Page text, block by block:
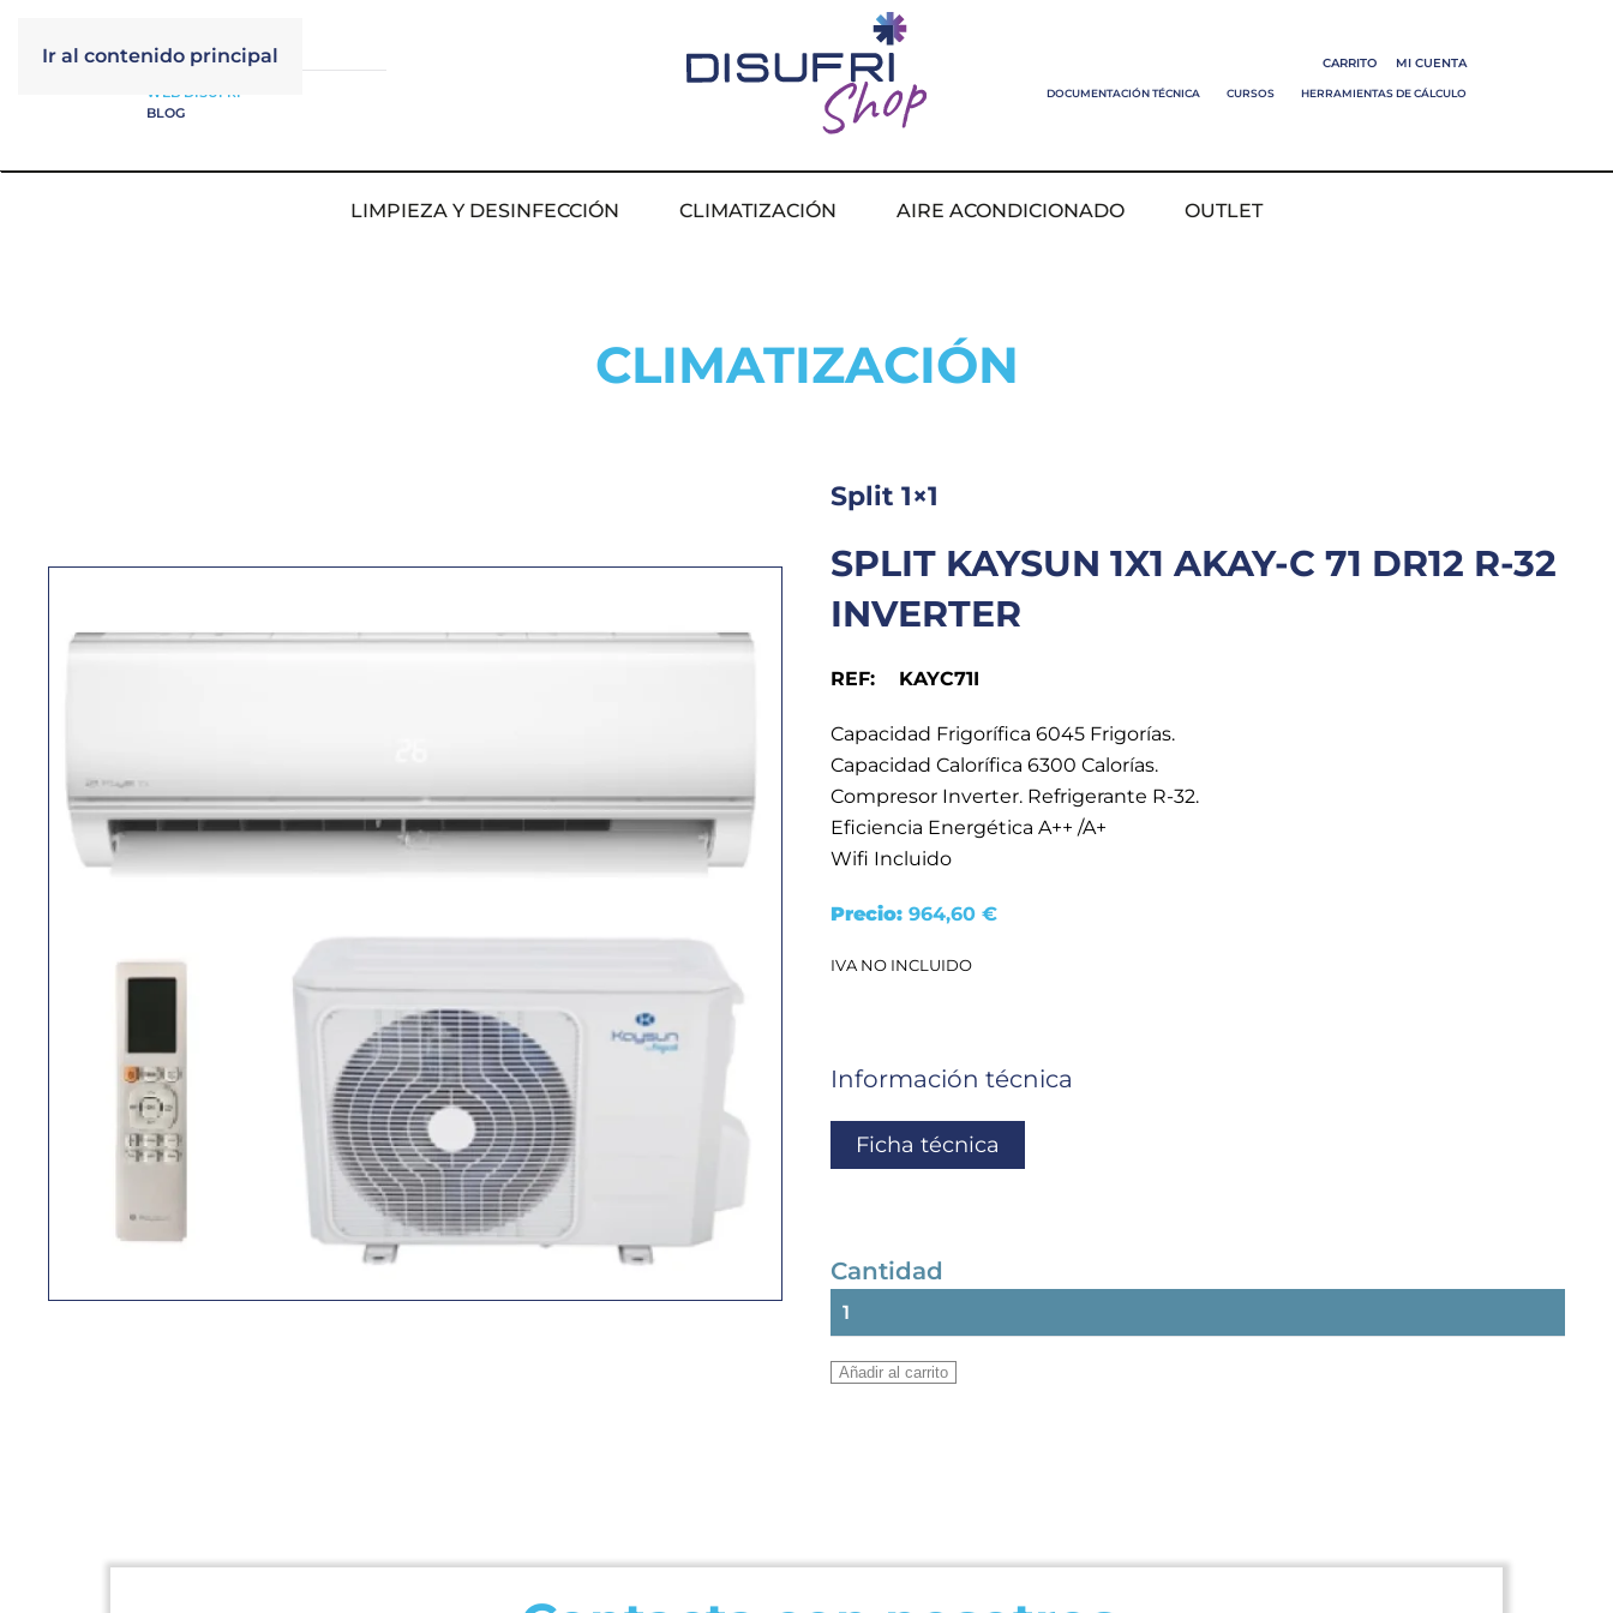
Ir al contenido principal
WEB DISUFRI
BLOG
CARRITO MI CUENTA
DOCUMENTACIÓN TÉCNICA CURSOS HERRAMIENTAS DE CÁLCULO
LIMPIEZA Y DESINFECCIÓN CLIMATIZACIÓN AIRE ACONDICIONADO OUTLET
CLIMATIZACIÓN
Split 1×1
SPLIT KAYSUN 1X1 AKAY-C 71 DR12 R-32
INVERTER
REF: KAYC71I
Capacidad Frigorífica 6045 Frigorías.
Capacidad Calorífica 6300 Calorías.
Compresor Inverter. Refrigerante R-32.
Eficiencia Energética A++ /A+
Wifi Incluido
Precio: 964,60 €
IVA NO INCLUIDO
Información técnica
Ficha técnica
Cantidad
SPLIT
KAYSUN
1X1
Añadir al carrito